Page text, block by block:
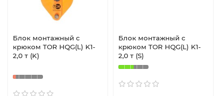
Блок монтажный с
крюком TOR HQG(L) K1-
2,0 т (K)
Блок монтажный с
крюком TOR HQG(L) K1-
2,0 т (S)